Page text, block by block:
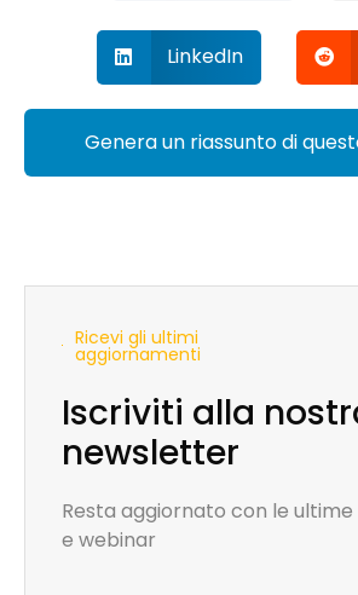
LinkedIn
Genera un riassunto di
Ricevi gli ultimi
aggiornamenti
Iscriviti alla
newsletter
Resta aggiornato con le ultime
e webinar